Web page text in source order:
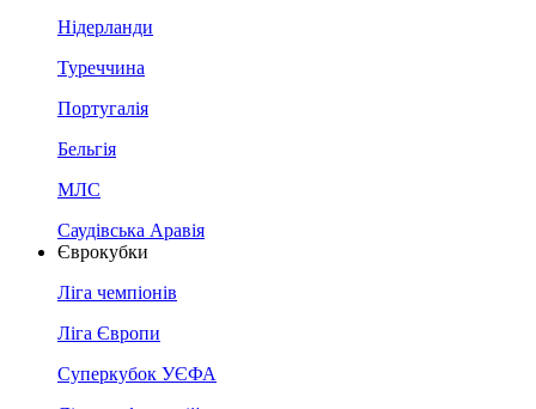
Нідерланди
Туреччина
Португалія
Бельгія
МЛС
Саудівська Аравія
Єврокубки
Ліга чемпіонів
Ліга Європи
Суперкубок УЄФА